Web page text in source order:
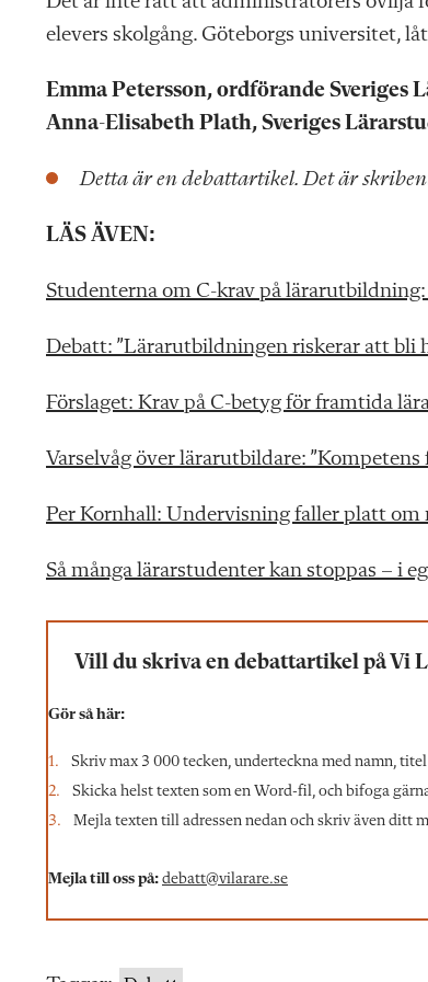
elevers skolgång. Göteborgs universitet,
Emma Petersson, ordförande Sveriges
Anna-Elisabeth Plath, Sveriges
Detta är en debattartikel. Det är
LÄS ÄVEN:
Studenterna om C-krav på lärarutbildning:
Debatt: ”Lärarutbildningen riskerar att bli
Förslaget: Krav på C-betyg för framtida
Varselvåg över lärarutbildare: ”Kompetens
Per Kornhall: Undervisning faller platt om
Så många lärarstudenter kan stoppas – i
Vill du skriva en debattartikel på Vi
Gör så här:
Skriv max 3 000 tecken, underteckna med namn,
Skicka helst texten som en Word-fil, och bifoga
Mejla texten till adressen nedan och skriv även ditt
Mejla till oss på: debatt@vilarare.se